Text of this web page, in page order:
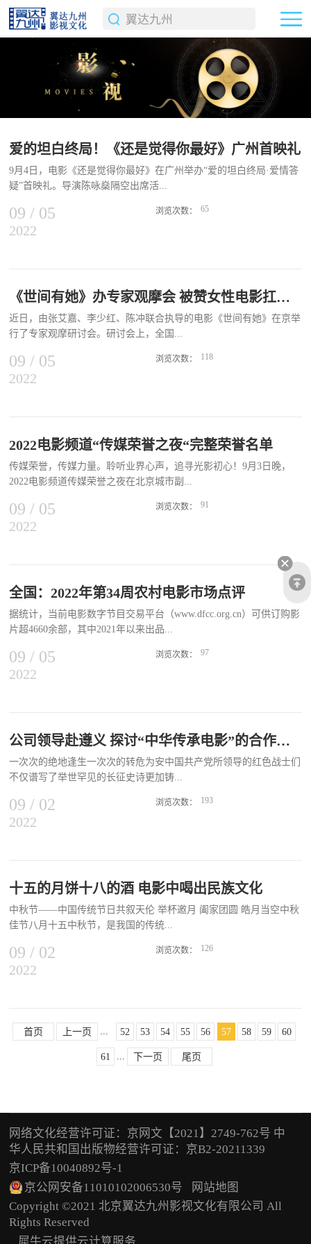
爱的坦白终局！《还是觉得你最好》广州首映礼
9月4日，电影《还是觉得你最好》在广州举办“爱的坦白终局·爱情答
疑”首映礼。导演陈咏燊隔空出席活...
动，与内地观众视频连线互动分享创作故事，现场笑声不断气氛火
示：“喜剧是完成节奏的转换，香港的节奏是比较明快一点的，香港
道”，他很开心“这个港味十足的电影能得到大家的认同、喜爱”。导
演映后与观众隔空互动分享创作故事，为平衡角色设定和观众期待，
专门为黄子华饰演的“大佬”设计了很多“没用”的金句，“这次他是一
个很内向的大哥，其实不应该有太多很厉害的金句，但又想平衡观众
看到子华说金句的期望，所以为他量身打造了很多说了等于没说的金
获了观众“极度抓马但是极度真实”的好评。导演不仅为电影中四段感
情的难题给出“认清自己”的解法，还在互动环节化身情感专家，建议
正在犹豫要不要去挽回前任的观众“做人尽量别让自己后悔”，引全场
生、...
09 / 05
2022
浏览次数： 65
《世间有她》办专家观摩会 被赞女性电影扛鼎之作
近日，由张艾嘉、李少红、陈冲联合执导的电影《世间有她》在京举
行了专家观摩研讨会。研讨会上，全国...
电影艺术界多位专家从影片的叙事视角、故事呈现、影像风格和影史
度。影片由周迅、郑秀文领衔主演，易烊千玺特邀出演，许娣、冯德
芬、方平、马昕墨主演，董文洁任总制片人兼总出品人。该片将于9
月9日正式上映。兼具温度力度深度 创造电影日常美学新标杆
&...
09 / 05
2022
浏览次数： 118
2022电影频道“传媒荣誉之夜“完整荣誉名单
传媒荣誉，传媒力量。聆听业界心声，追寻光影初心！9月3日晚，
2022电影频道传媒荣誉之夜在北京城市副...
中心举办，蓝羽、映玲、云蔚三位主持人，诉说绵延运河的古往今
的精彩花絮，揭晓15部入围影片群雄逐鹿的最终结果。2022电影频道
传媒荣誉之夜完整荣誉名单：
评委会荣誉：《长津湖》
09 / 05
2022
浏览次数： 91
全国：2022年第34周农村电影市场点评
据统计，当前电影数字节目交易平台（www.dfcc.org.cn）可供订购影
片超4660余部，其中2021年以来出品...
的影片约230部。2022年第34周（8月20日-8月26日）全国共有29个省
中山东新农村数字电影院线订购最多，超18000场。放映方面，北京
东新农村数字电影院线回传放映场次超20000场。长影近百部经典影
片可供订购本周电影数字节目交易平台上新30多部不同类型题材影
片，为广大基层群众提供了多样化的观影选择，特别值得关注的是近
期有22部长春电影制片厂出品的经典影片登陆平台。截至8月26日，
电影数字节目交易平台共有近百部长影出品的影片可供订购，既有
《小巷总理》《任长霞》《老阿姨》《守边人》等等根据英模人物真
实事迹改编的经典作品；更有《开国大典》这样的史诗级电影，这些
影片凝聚着几代长影人的红色艺术创作基因，也见证了长影的光辉岁
09 / 05
2022
浏览次数： 97
公司领导赴遵义 探讨“中华传承电影”的合作与发行
一次次的绝地逢生一次次的转危为安中国共产党所领导的红色战士们
不仅谱写了举世罕见的长征史诗更加铸...
就了无与伦比的精神丰碑登遵义山 缅怀革命先辈走长征路 传承红色
完成了“登遵义红军山，缅怀革命先辈；重走长征路，再温党誓词；
征、在党的事业所起到的关键作用；由北京翼达九州独家发行的《东
溪突击》，讲述确保遵义会议顺利召开的革命红色英勇事迹，具有深
远的历史意义与现实意义。重走长征路再温党誓词永远跟党走
09 / 02
2022
浏览次数： 193
十五的月饼十八的酒 电影中喝出民族文化
中秋节——中国传统节日共叙天伦 举杯邀月 阖家团圆 皓月当空中秋
佳节八月十五中秋节，是我国的传统...
节日，早在宋代就定为团圆节，到这天人们要祭月、赏月，苏轼所写
家。此后月饼象征着团圆，中秋吃月饼成为我国民间传统习俗。“明
月几时有？把酒问青天”，八月十八是酒仙的圣诞日，喝酒成为中秋
节不可缺少的最重要的配角。那一杯中秋的酒，寄托了对长辈的孝敬
化在影视中更生活化和典型化。《少林寺》：“酒肉穿肠过、佛祖心
中留”，道出生活的无奈和当时的诙谐。《红高粱》：“喝了咱的酒，
一人敢走青杀口，喝了咱的酒，见了皇帝不磕头”刻画了人物的淳朴
性格和不怕欺压的民族情怀。《战狼2》：“你想听什么，再喝……”
表露出对亲人的思念。《国酒》：“不同的酒，有不同的味道，不同
的感情和不同的成色，就看你怎么勾，怎么兑了” 提点了“酿酒技
艺”，又蕴含人生哲理。中秋赏月佐酒促销产品名称：酱藏酒净含
09 / 02
2022
浏览次数： 126
首页 上一页 ... 52 53 54 55 56 57 58 59 60
61 ... 下一页 尾页
网络文化经营许可证：京网文【2021】2749-762号 中
华人民共和国出版物经营许可证：京B2-20211339
京ICP备10040892号-1
京公网安备11010102006530号
网站地图
Copyright ©2021 北京翼达九州影视文化有限公司 All
Rights Reserved